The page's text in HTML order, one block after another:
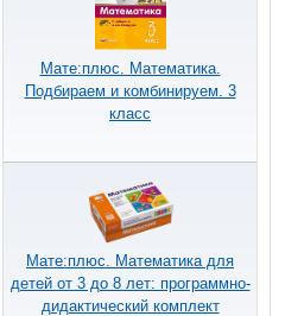
Мате:плюс. Математика.
Подбираем и комбинируем. 3
класс
Мате:плюс. Математика для
детей от 3 до 8 лет: программно-
дидактический комплект